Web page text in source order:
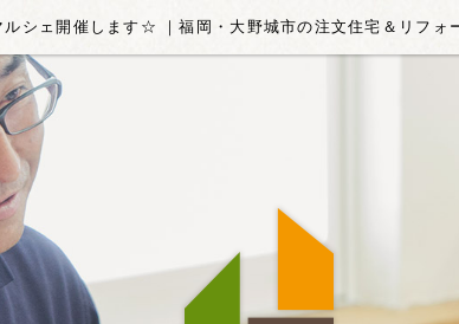
シェ開催します☆ ｜福岡・大野城市の注文住宅＆リフォ